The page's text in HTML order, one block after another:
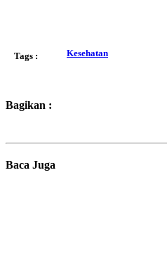
Tags : Kesehatan
Bagikan :
Baca Juga